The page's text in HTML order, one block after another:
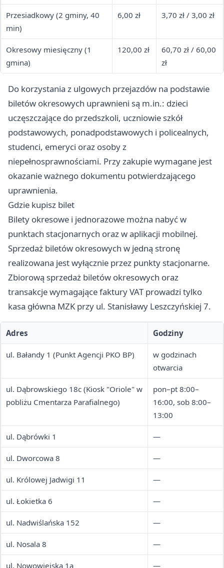
Przesiadkowy (2 gminy, 40
min)
6,00 zł 3,70 zł / 3,00 zł
Okresowy miesięczny (1
gmina)
120,00 zł
60,70 zł / 60,00
zł
Do korzystania z ulgowych przejazdów na podstawie
biletów okresowych uprawnieni są m.in.: dzieci
uczęszczające do przedszkoli, uczniowie szkół
podstawowych, ponadpodstawowych i policealnych,
studenci, emeryci oraz osoby z
niepełnosprawnościami. Przy zakupie wymagane jest
okazanie ważnego dokumentu potwierdzającego
uprawnienia.
Gdzie kupisz bilet
Bilety okresowe i jednorazowe można nabyć w
punktach stacjonarnych oraz w aplikacji mobilnej.
Sprzedaż biletów okresowych w jedną stronę
realizowana jest wyłącznie przez punkty stacjonarne.
Zbiorową sprzedaż biletów okresowych oraz
transakcje wymagające faktury VAT prowadzi tylko
kasa główna MZK przy ul. Stanisławy Leszczyńskiej 7.
Adres Godziny
ul. Bałandy 1 (Punkt Agencji PKO BP)
w godzinach
otwarcia
ul. Dąbrowskiego 18c (Kiosk "Oriole" w
pobliżu Cmentarza Parafialnego)
pon–pt 8:00–
16:00, sob 8:00–
13:00
ul. Dąbrówki 1 —
ul. Dworcowa 8 —
ul. Królowej Jadwigi 11 —
ul. Łokietka 6 —
ul. Nadwiślańska 152 —
ul. Nosala 8 —
ul. Nowowiejska 1a —